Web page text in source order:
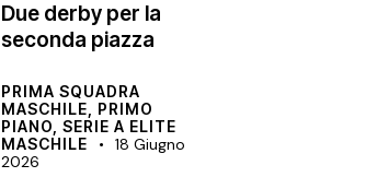
Due derby per la
seconda piazza
PRIMA SQUADRA
MASCHILE, PRIMO
PIANO,SERIE A ELITE
MASCHILE
18 Giugno
2026